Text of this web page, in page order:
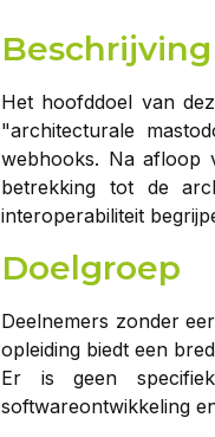
Beschrijving
Het hoofddoel van
"architecturale
webhooks. Na afloop
betrekking tot de
interoperabiliteit
Doelgroep
Deelnemers zonder
opleiding biedt een
Er is geen
softwareontwikkeling